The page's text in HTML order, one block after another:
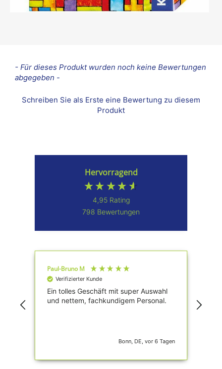
- Für dieses Produkt wurden noch keine Bewertungen
abgegeben -
Schreiben Sie als Erste eine Bewertung zu diesem
Produkt
New content loaded
Hervorragend
4,95 Rating
798 Bewertungen
Paul-Bruno M
Verifizierter Kunde
Ein tolles Geschäft mit super Auswahl
und nettem, fachkundigem Personal.
Bonn, DE, vor 6 Tagen